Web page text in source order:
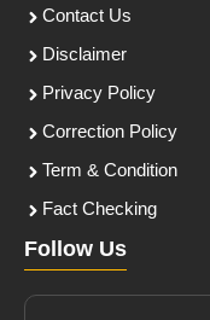
Contact Us
Disclaimer
Privacy Policy
Correction Policy
Term & Condition
Fact Checking
Follow Us